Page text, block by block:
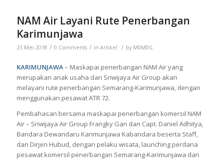
NAM Air Layani Rute Penerbangan
Karimunjawa
23 Mei 2018 / 0 Comments / in Artikel / by M0M0G
KARIMUNJAWA– Maskapai penerbangan NAM Air yang
merupakan anak usaha dari Sriwijaya Air Group akan
melayani rute penerbangan Semarang-Karimunjawa, dengan
menggunakan pesawat ATR 72.
Pembahasan bersama maskapai penerbangan komersil NAM
Air – Sriwijaya Air Group Frangky Gan dan Capt. Daniel Adhitya,
Bandara Dewandaru Karimunjawa Kabandara beserta Staff,
dan Dirjen Hubud, dengan pelaku wisata, launching perdana
pesawat komersil penerbangan Semarang-Karimunjawa dan